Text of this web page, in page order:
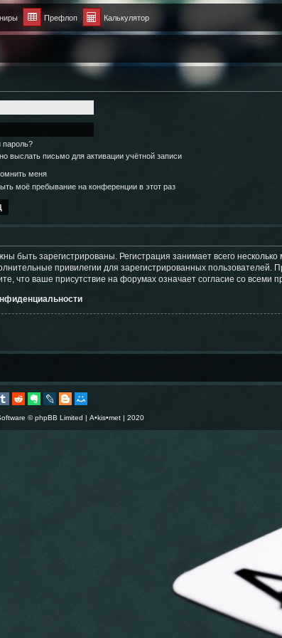
Префлоп Калькулятор
пароль?
выслать письмо для активации учётной записи
меня
моё пребывание на конференции в этот раз
быть зарегистрированы. Регистрация занимает всего
привилегии для зарегистрированных пользователей.
что ваше присутствие на форумах означает согласие со всеми
© phpBB Limited | A•kis•met | 2020